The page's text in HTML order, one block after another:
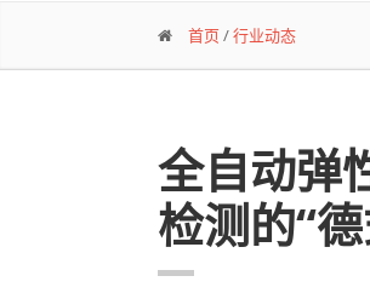
首页/行业动态
全自动弹
检测的“